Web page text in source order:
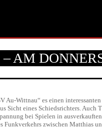
AM
Au-Wittnau“ es einen
eines Schiedsrichters. Auch
bei Spielen in
zwischen Matthias